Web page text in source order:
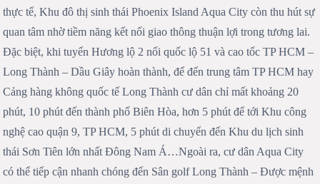
thực tế, Khu đô thị sinh thái Phoenix Island Aqua City còn thu hút sự
quan tâm nhờ tiềm năng kết nối giao thông thuận lợi trong tương lai.
Đặc biệt, khi tuyến Hương lộ 2 nối quốc lộ 51 và cao tốc TP HCM –
Long Thành – Dầu Giây hoàn thành, để đến trung tâm TP HCM hay
Cảng hàng không quốc tế Long Thành cư dân chỉ mất khoảng 20
phút, 10 phút đến thành phố Biên Hòa, hơn 5 phút để tới Khu công
nghệ cao quận 9, TP HCM, 5 phút di chuyển đến Khu du lịch sinh
thái Sơn Tiên lớn nhất Đông Nam Á…Ngoài ra, cư dân Aqua City
có thể tiếp cận nhanh chóng đến Sân golf Long Thành – Được mệnh